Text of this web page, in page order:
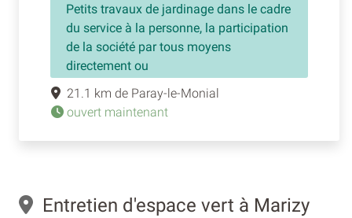
Petits travaux de jardinage dans le cadre
du service à la personne, la participation
de la société par tous moyens
directement ou
21.1 km de Paray-le-Monial
ouvert maintenant
Entretien d'espace vert à Marizy